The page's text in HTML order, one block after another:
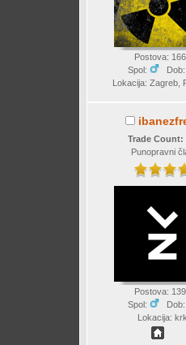
Postova:
Spol:
Dob:
Lokacija: Zagreb,
Trade Count:
Punopravni
Postova:
Spol:
Dob:
Lokacija: krk